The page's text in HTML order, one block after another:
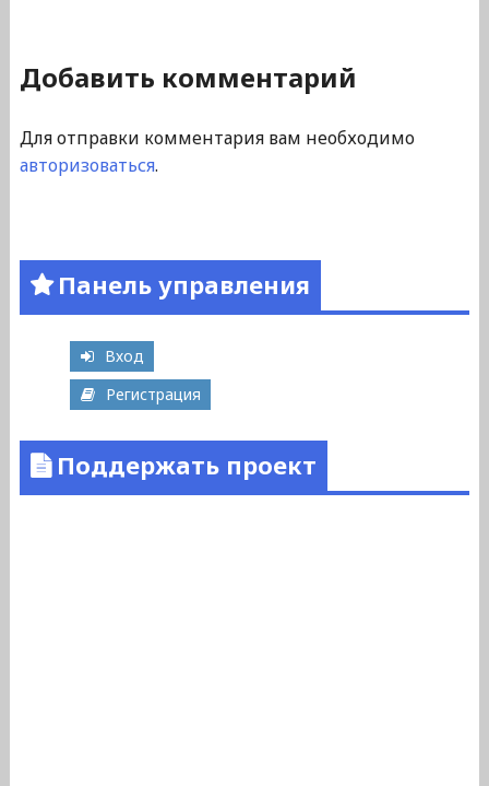
Добавить комментарий
Для отправки комментария вам необходимо
авторизоваться.
Панель управления
Вход
Регистрация
Поддержать проект